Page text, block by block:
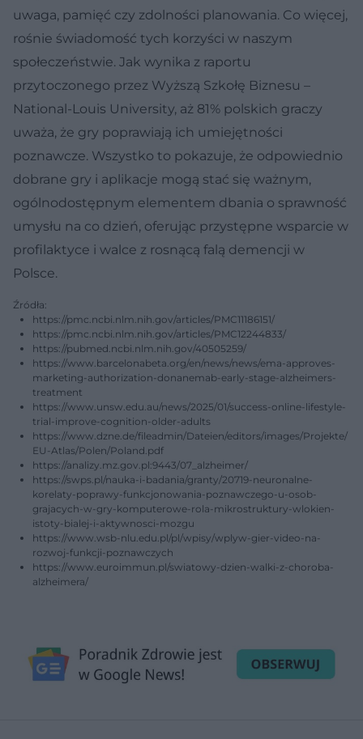
uwaga, pamięć czy zdolności planowania. Co więcej,
rośnie świadomość tych korzyści w naszym
społeczeństwie. Jak wynika z raportu
przytoczonego przez Wyższą Szkołę Biznesu –
National-Louis University, aż 81% polskich graczy
uważa, że gry poprawiają ich umiejętności
poznawcze. Wszystko to pokazuje, że odpowiednio
dobrane gry i aplikacje mogą stać się ważnym,
ogólnodostępnym elementem dbania o sprawność
umysłu na co dzień, oferując przystępne wsparcie w
profilaktyce i walce z rosnącą falą demencji w
Polsce.
Źródła:
https://pmc.ncbi.nlm.nih.gov/articles/PMC11186151/
https://pmc.ncbi.nlm.nih.gov/articles/PMC12244833/
https://pubmed.ncbi.nlm.nih.gov/40505259/
https://www.barcelonabeta.org/en/news/news/ema-approves-
marketing-authorization-donanemab-early-stage-alzheimers-
treatment
https://www.unsw.edu.au/news/2025/01/success-online-lifestyle-
trial-improve-cognition-older-adults
https://www.dzne.de/fileadmin/Dateien/editors/images/Projekte/
EU-Atlas/Polen/Poland.pdf
https://analizy.mz.gov.pl:9443/07_alzheimer/
https://swps.pl/nauka-i-badania/granty/20719-neuronalne-
korelaty-poprawy-funkcjonowania-poznawczego-u-osob-
grajacych-w-gry-komputerowe-rola-mikrostruktury-wlokien-
istoty-bialej-i-aktywnosci-mozgu
https://www.wsb-nlu.edu.pl/pl/wpisy/wplyw-gier-video-na-
rozwoj-funkcji-poznawczych
https://www.euroimmun.pl/swiatowy-dzien-walki-z-choroba-
alzheimera/